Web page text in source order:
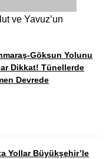
ve Yavuz’un
Göksun Yolunu
Dikkat! Tünellerde
Devrede
Yollar Büyükşehir’le